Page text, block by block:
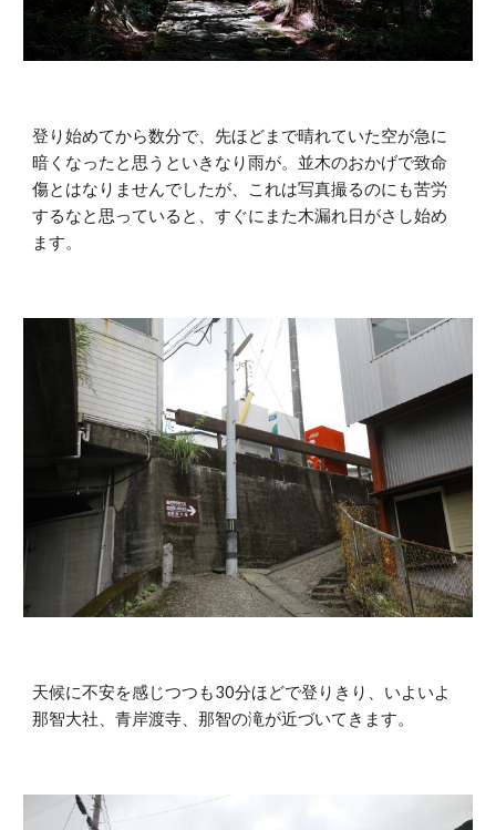
登り始めてから数分で、先ほどまで晴れていた空が急に
暗くなったと思うといきなり雨が。並木のおかげで致命
傷とはなりませんでしたが、これは写真撮るのにも苦労
するなと思っていると、すぐにまた木漏れ日がさし始め
ます。
天候に不安を感じつつも30分ほどで登りきり、いよいよ
那智大社、青岸渡寺、那智の滝が近づいてきます。